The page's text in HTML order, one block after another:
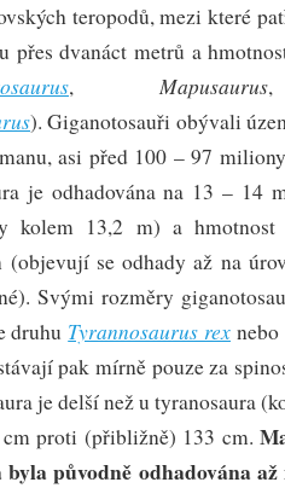
teropodů, mezi které
přes dvanáct metrů a
, Mapusaurus
). Giganotosauři obývali
asi před 100 – 97
je odhadována na 13 – 14
kolem 13,2 m) a
(objevují se odhady až na
Svými rozměry
druhu Tyrannosaurus rexnebo
pak mírně pouze za
je delší než u tyranosaura
proti (přibližně) 133 cm.
původně odhadována